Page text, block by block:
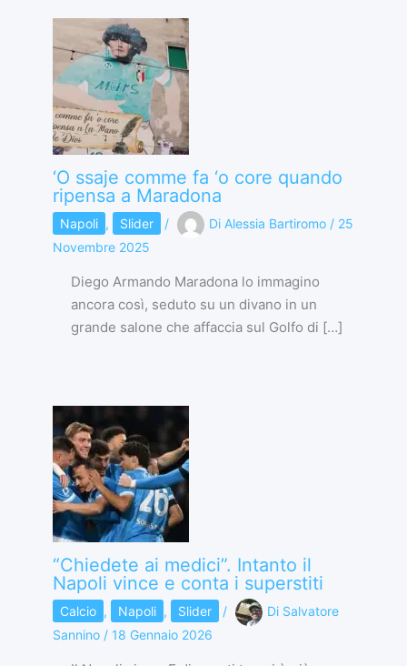
‘O ssaje comme fa ‘o core quando
ripensa a Maradona
Napoli , Slider / Di Alessia Bartiromo / 25
Novembre 2025
Diego Armando Maradona lo immagino
ancora così, seduto su un divano in un
grande salone che affaccia sul Golfo di […]
“Chiedete ai medici”. Intanto il
Napoli vince e conta i superstiti
Calcio , Napoli , Slider / Di Salvatore
Sannino / 18 Gennaio 2026